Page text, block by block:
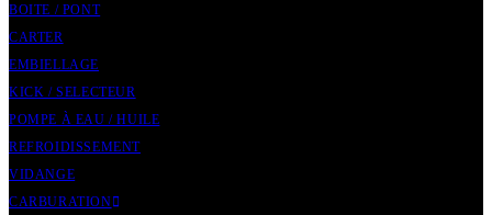
BOITE / PONT
CARTER
EMBIELLAGE
KICK / SELECTEUR
POMPE À EAU / HUILE
REFROIDISSEMENT
VIDANGE
CARBURATION